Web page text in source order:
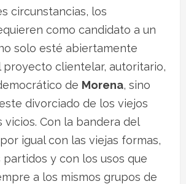
circunstancias, los
como candidato a un
solo esté abiertamente
clientelar, autoritario,
de Morena, sino
divorciado de los viejos
vicios. Con la bandera del
igual con las viejas formas,
y con los usos que
a los mismos grupos de